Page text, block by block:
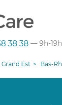
38 38 — 9h-
Grand Est Bas-